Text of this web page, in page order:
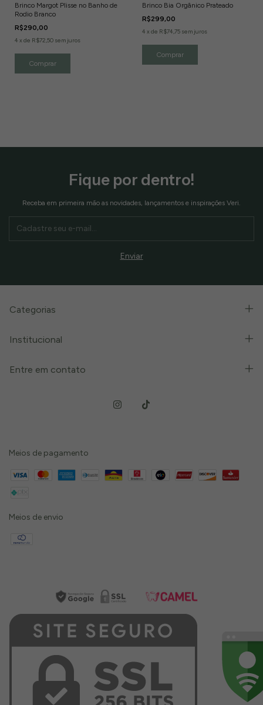
Brinco Margot Plisse no Banho de
Rodio Branco
R$290,00
4 x de R$72,50 sem juros
Brinco Bia Orgânico Prateado
R$299,00
4 x de R$74,75 sem juros
Fique por dentro!
Receba em primeira mão as novidades, lançamentos e inspirações Veri.
Categorias
Institucional
Entre em contato
Meios de pagamento
Meios de envio